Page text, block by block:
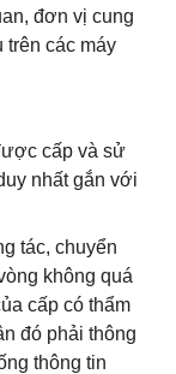
đơn vị cung
trên các máy
cấp và sử
nhất gắn với
tác, chuyển
không quá
cấp có thẩm
đó phải thông
thông tin